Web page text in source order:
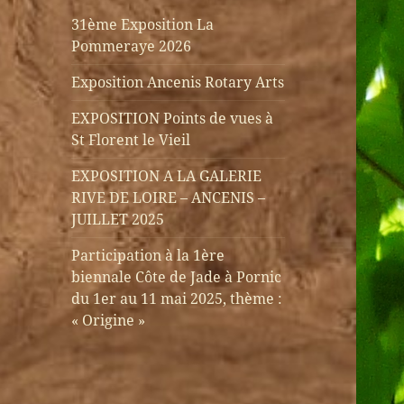
31ème Exposition La
Pommeraye 2026
Exposition Ancenis Rotary Arts
EXPOSITION Points de vues à
St Florent le Vieil
EXPOSITION A LA GALERIE
RIVE DE LOIRE – ANCENIS –
JUILLET 2025
Participation à la 1ère
biennale Côte de Jade à Pornic
du 1er au 11 mai 2025, thème :
« Origine »